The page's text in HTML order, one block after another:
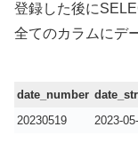
登録した後に
全てのカラムにデ
date_number
20230519
2023-